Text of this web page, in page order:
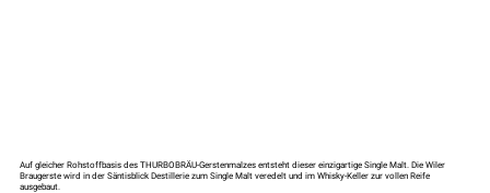
Auf gleicher Rohstoffbasis des THURBOBRÄU-Gerstenmalzes entsteht dieser einzigartige Single Malt. Die Wiler
Braugerste wird in der Säntisblick Destillerie zum Single Malt veredelt und im Whisky-Keller zur vollen Reife
ausgebaut.